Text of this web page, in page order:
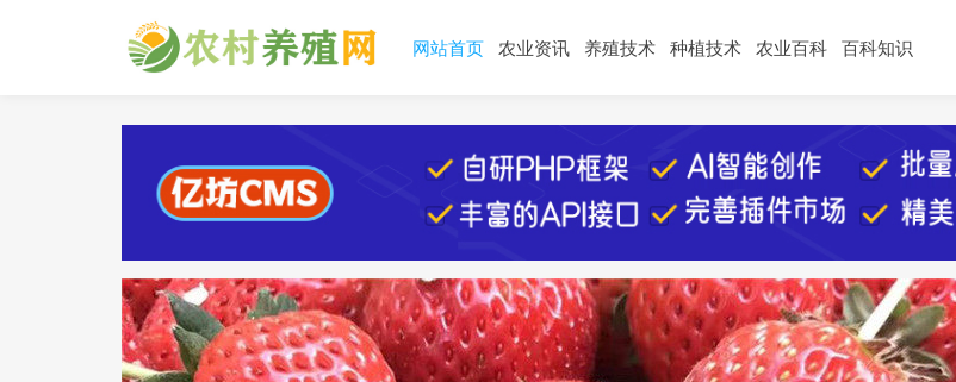
网站首页 农业资讯 养殖技术 种植技术 农业百科 百科知识